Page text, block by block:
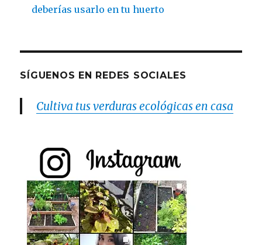
deberías usarlo en tu huerto
SÍGUENOS EN REDES SOCIALES
Cultiva tus verduras ecológicas en casa